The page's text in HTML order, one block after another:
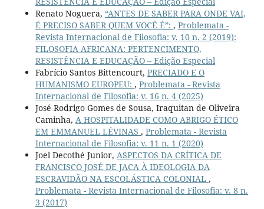
Renato Noguera, “ANTES DE SABER PARA ONDE VAI,
É PRECISO SABER QUEM VOCÊ É”: , Problemata -
Revista Internacional de Filosofia: v. 10 n. 2 (2019):
FILOSOFIA AFRICANA: PERTENCIMENTO,
RESISTÊNCIA E EDUCAÇÃO – Edição Especial
Fabrício Santos Bittencourt, PRECIADO E O
HUMANISMO EUROPEU: , Problemata - Revista
Internacional de Filosofia: v. 16 n. 4 (2025)
José Rodrigo Gomes de Sousa, Iraquitan de Oliveira
Caminha, A HOSPITALIDADE COMO ABRIGO ÉTICO
EM EMMANUEL LÉVINAS , Problemata - Revista
Internacional de Filosofia: v. 11 n. 1 (2020)
Joel Decothé Junior, ASPECTOS DA CRÍTICA DE
FRANCISCO JOSÉ DE JACA À IDEOLOGIA DA
ESCRAVIDÃO NA ESCOLÁSTICA COLONIAL ,
Problemata - Revista Internacional de Filosofia: v. 8 n.
3 (2017)